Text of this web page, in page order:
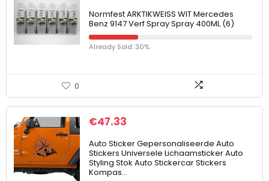
Normfest ARKTIKWEISS WIT Mercedes
Benz 9147 Verf Spray Spray 400ML (6)
Already Sold: 30%
0
€47.33
Auto Sticker Gepersonaliseerde Auto
Stickers Universele Lichaamsticker Auto
Styling Stok Auto Stickercar Stickers
Kompas…